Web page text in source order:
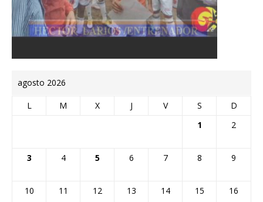
agosto 2026
L M X J V S
D
1
2
3 4 5 6 7 8 9
10 11 12 13 14 15 16